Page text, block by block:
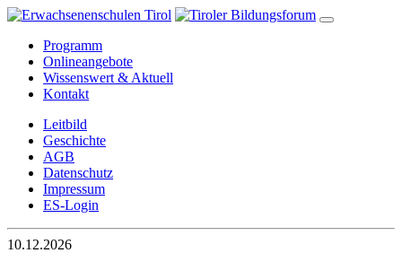
Programm
Onlineangebote
Wissenswert & Aktuell
Kontakt
Leitbild
Geschichte
AGB
Datenschutz
Impressum
ES-Login
10.12.2026